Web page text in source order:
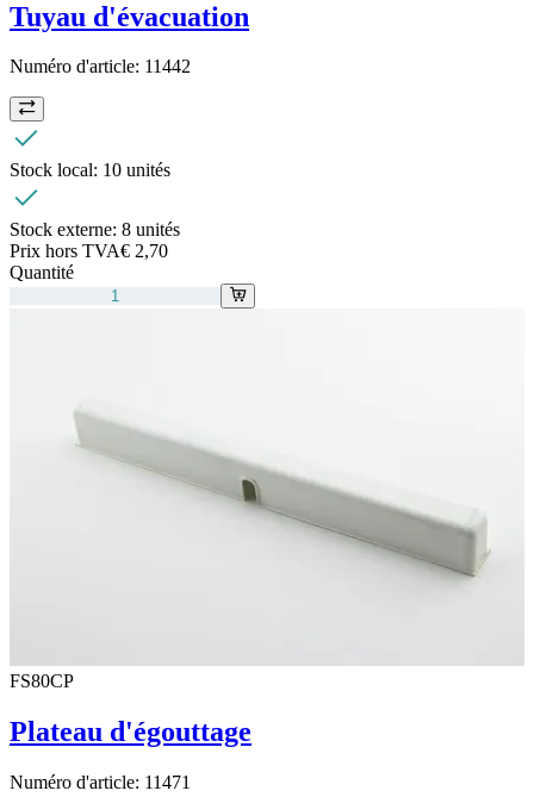
Tuyau d'évacuation
Numéro d'article: 11442
Stock local: 10 unités
Stock externe: 8 unités
Prix hors TVA€ 2,70
Quantité
FS80CP
Plateau d'égouttage
Numéro d'article: 11471